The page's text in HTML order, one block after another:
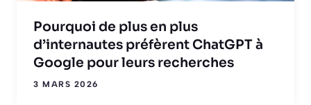
Pourquoi de plus en plus
d’internautes préfèrent ChatGPT à
Google pour leurs recherches
3 MARS 2026